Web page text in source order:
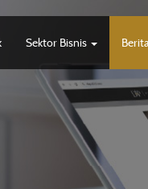
Sektor Bisnis Berita